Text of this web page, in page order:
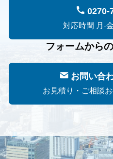
0270-
対応時間 月-
フォームから
お問い合
お見積り・ご相談